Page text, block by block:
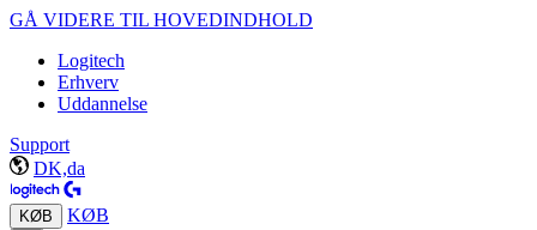
GÅ VIDERE TIL HOVEDINDHOLD
Logitech
Erhverv
Uddannelse
Support
DK,da
KØB KØB